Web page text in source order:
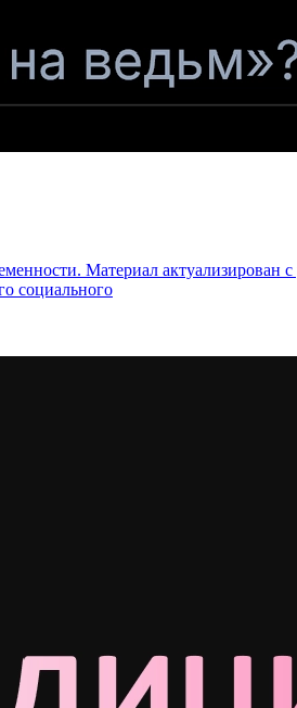
Материал актуализирован
социального